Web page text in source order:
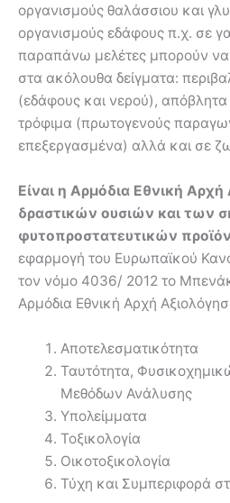
οργανισμούς θαλάσσιου και
οργανισμούς εδάφους π.χ. σε
παραπάνω μελέτες μπορούν
στα ακόλουθα δείγματα:
(εδάφους και νερού),
τρόφιμα (πρωτογενούς
επεξεργασμένα) αλλά και σε
Είναι η Αρμόδια Εθνική
δραστικών ουσιών και των
φυτοπροστατευτικών
εφαρμογή του Ευρωπαϊκού
τον νόμο 4036/ 2012 το
Αρμόδια Εθνική Αρχή
Αποτελεσματικότητα
Ταυτότητα,
Μεθόδων Ανάλυσης
Υπολείμματα
Τοξικολογία
Οικοτοξικολογία
Τύχη και Συμπεριφορά